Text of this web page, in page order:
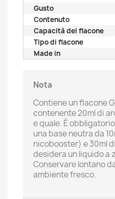
Gusto
Contenuto
Capacità del flacone
Tipo di flacone
Made in
Nota
Contiene un flacone
contenente 20ml di
e quale. È
una base neutra da
nicobooster) e 30ml
desidera un liquido a
Conservare lontano
ambiente fresco.